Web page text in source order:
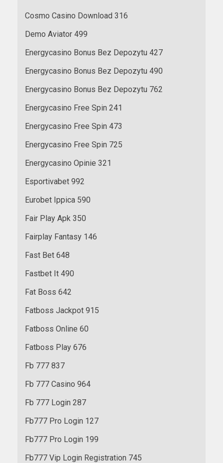
Cosmo Casino Download 316
Demo Aviator 499
Energycasino Bonus Bez Depozytu 427
Energycasino Bonus Bez Depozytu 490
Energycasino Bonus Bez Depozytu 762
Energycasino Free Spin 241
Energycasino Free Spin 473
Energycasino Free Spin 725
Energycasino Opinie 321
Esportivabet 992
Eurobet Ippica 590
Fair Play Apk 350
Fairplay Fantasy 146
Fast Bet 648
Fastbet It 490
Fat Boss 642
Fatboss Jackpot 915
Fatboss Online 60
Fatboss Play 676
Fb 777 837
Fb 777 Casino 964
Fb 777 Login 287
Fb777 Pro Login 127
Fb777 Pro Login 199
Fb777 Vip Login Registration 745